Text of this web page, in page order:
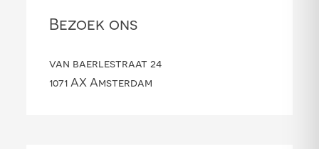
Bezoek ons
van baerlestraat 24
1071 AX Amsterdam